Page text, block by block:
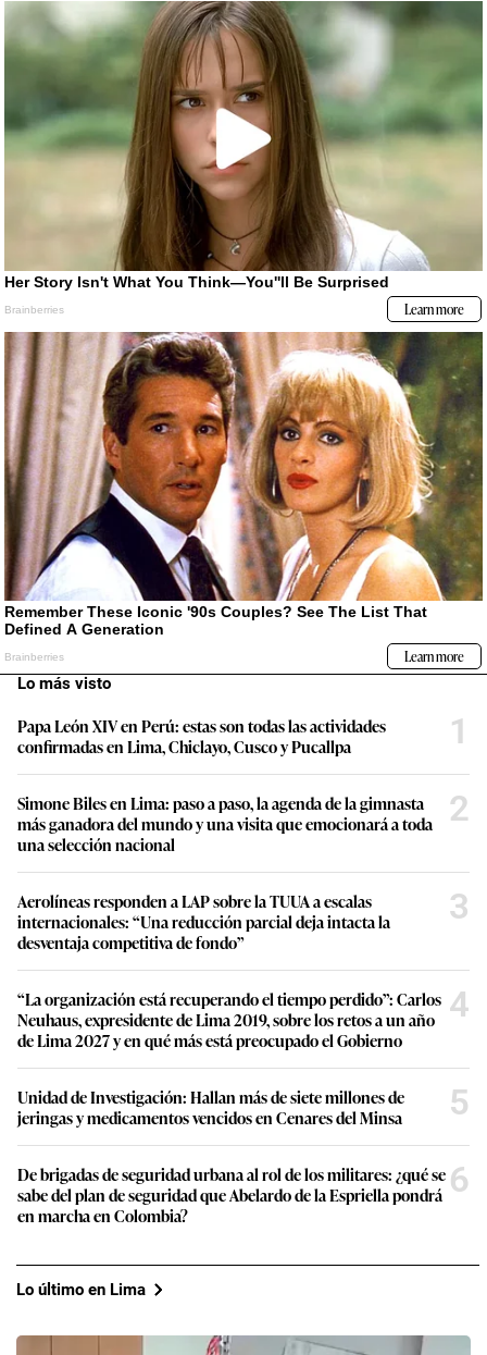
Lo más visto
Papa León XIV en Perú: estas son todas las actividades
confirmadas en Lima, Chiclayo, Cusco y Pucallpa
1
Simone Biles en Lima: paso a paso, la agenda de la gimnasta
más ganadora del mundo y una visita que emocionará a toda
una selección nacional
2
Aerolíneas responden a LAP sobre la TUUA a escalas
internacionales: “Una reducción parcial deja intacta la
desventaja competitiva de fondo”
3
“La organización está recuperando el tiempo perdido”: Carlos
Neuhaus, expresidente de Lima 2019, sobre los retos a un año
de Lima 2027 y en qué más está preocupado el Gobierno
4
Unidad de Investigación: Hallan más de siete millones de
jeringas y medicamentos vencidos en Cenares del Minsa
5
De brigadas de seguridad urbana al rol de los militares: ¿qué se
sabe del plan de seguridad que Abelardo de la Espriella pondrá
en marcha en Colombia?
6
Lo último en Lima